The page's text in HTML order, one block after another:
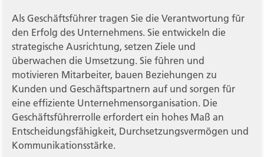
Als Geschäftsführer tragen Sie die Verantwortung für
den Erfolg des Unternehmens. Sie entwickeln die
strategische Ausrichtung, setzen Ziele und
überwachen die Umsetzung. Sie führen und
motivieren Mitarbeiter, bauen Beziehungen zu
Kunden und Geschäftspartnern auf und sorgen für
eine effiziente Unternehmensorganisation. Die
Geschäftsführerrolle erfordert ein hohes Maß an
Entscheidungsfähigkeit, Durchsetzungsvermögen und
Kommunikationsstärke.